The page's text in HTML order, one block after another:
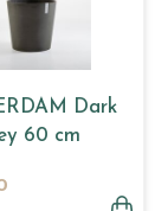
Dark
60 cm